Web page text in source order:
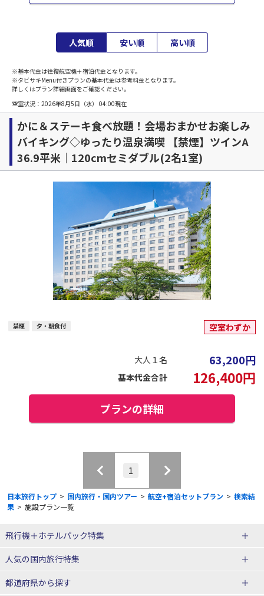
人気順 安い順 高い順
※基本代金は往復航空機＋宿泊代金となります。
※タビサキMenu付きプランの基本代金は参考料金となります。
詳しくはプラン詳細画面をご確認ください。
空室状況： 2026年8月5日（水） 04:00現在
かに＆ステーキ食べ放題！会場おまかせお楽しみ
バイキング◇ゆったり温泉満喫 【禁煙】ツインA
36.9平米｜120cmセミダブル(2名1室)
禁煙 夕・朝食付 空室わずか
大人１名 63,200円
基本代金合計 126,400円
プランの詳細
1
日本旅行トップ > 国内旅行・国内ツアー > 航空+宿泊セットプラン > 検索結
果 > 施設プラン一覧
飛行機＋ホテルパック特集
赤い風船ダイナミックパッケージ
ＪＡＬで行く飛行機+ホテルパック
人気の国内旅行特集
東京ディズニーリゾート®への旅
ユニバーサル・スタジオ・ジャパ
都道府県から探す